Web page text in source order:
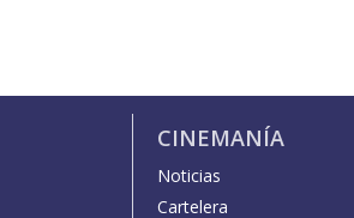
CINEMANÍA
Noticias
Cartelera